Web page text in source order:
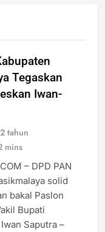
Tegaskan
Iwan-
2 tahun
mins
– DPD PAN
solid
bakal Paslon
Bupati
Saputra –